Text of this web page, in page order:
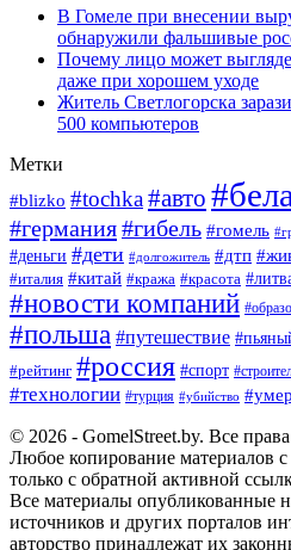
В Гомеле при внесении
обнаружили фальшивые
Почему лицо может
даже при хорошем уходе
Житель Светлогорска
500 компьютеров
Метки
#blizko #tochka#авто
#германия#гибель #гомель
#деньги #дети #долгожитель #дтп
#италия #китай #кража #красота
#новости компаний
#польша #путешествие
#рейтинг #россия #спорт
#технологии #турция #убийство #умер
© 2026 - GomelStreet.by. Все
Любое копирование материалов с
только с обратной активной
Все материалы опубликованные
источников и других порталов
авторство принадлежат их